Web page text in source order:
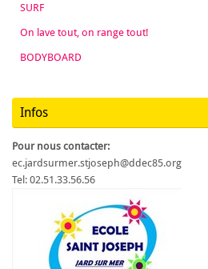
SURF
On lave tout, on range tout!
BODYBOARD
Infos
Pour nous contacter:
ec.jardsurmer.stjoseph@ddec85.org
Tel: 02.51.33.56.56